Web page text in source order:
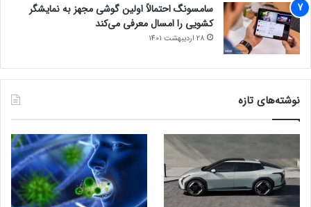
سامسونگ احتمالاً اولین گوشی مجهز به نمایشگر
کشویی را امسال معرفی می‌کند
28 اردیبهشت 1401
نوشته‌های تازه